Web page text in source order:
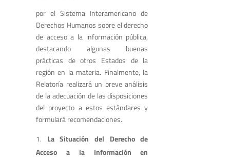
por el Sistema Interamericano de
Derechos Humanos sobre el derecho
de acceso a la información pública,
destacando algunas buenas
prácticas de otros Estados de la
región en la materia. Finalmente, la
Relatoría realizará un breve análisis
de la adecuación de las disposiciones
del proyecto a estos estándares y
formulará recomendaciones.
La Situación del Derecho de
Acceso a la Información en